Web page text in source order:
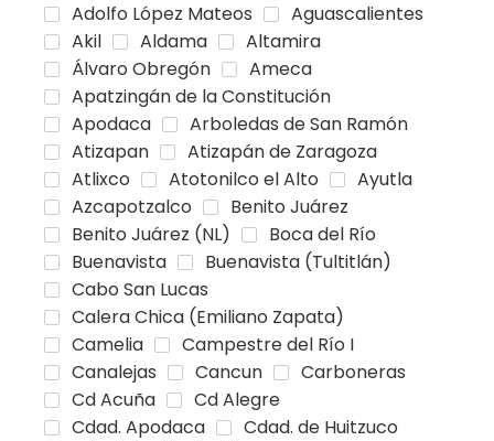
Adolfo López Mateos
Aguascalientes
Akil
Aldama
Altamira
Álvaro Obregón
Ameca
Apatzingán de la Constitución
Apodaca
Arboledas de San Ramón
Atizapan
Atizapán de Zaragoza
Atlixco
Atotonilco el Alto
Ayutla
Azcapotzalco
Benito Juárez
Benito Juárez (NL)
Boca del Río
Buenavista
Buenavista (Tultitlán)
Cabo San Lucas
Calera Chica (Emiliano Zapata)
Camelia
Campestre del Río I
Canalejas
Cancun
Carboneras
Cd Acuña
Cd Alegre
Cdad. Apodaca
Cdad. de Huitzuco